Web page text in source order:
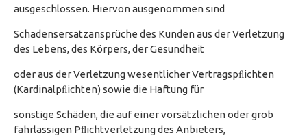
ausgeschlossen. Hiervon ausgenommen sind
Schadensersatzansprüche des Kunden aus der Verletzung
des Lebens, des Körpers, der Gesundheit
oder aus der Verletzung wesentlicher Vertragspﬂichten
(Kardinalpﬂichten) sowie die Haftung für
sonstige Schäden, die auf einer vorsätzlichen oder grob
fahrlässigen Pﬂichtverletzung des Anbieters,